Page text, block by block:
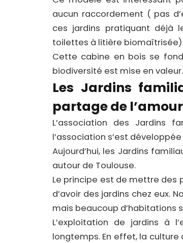
aucun raccordement ( pas
ces jardins pratiquant déjà
toilettes à litière
Cette cabine en bois se
biodiversité est mise en valeur.
Les Jardins
partage de
L’association des Jardins
l’association s’est
Aujourd’hui, les Jardins
autour de Toulouse.
Le principe est de mettre des
d’avoir des jardins chez eux.
mais beaucoup d’habitations
L’exploitation de jardins à
longtemps. En effet, la